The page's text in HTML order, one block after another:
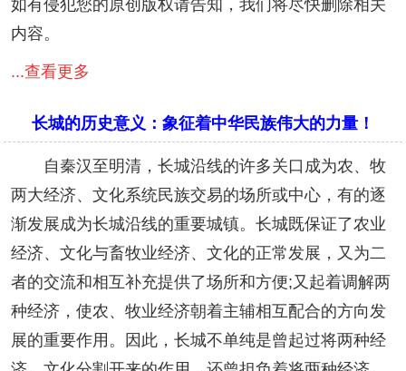
如有侵犯您的原创版权请告知，我们将尽快删除相关
内容。
...查看更多
长城的历史意义：象征着中华民族伟大的力量！
自秦汉至明清，长城沿线的许多关口成为农、牧
两大经济、文化系统民族交易的场所或中心，有的逐
渐发展成为长城沿线的重要城镇。长城既保证了农业
经济、文化与畜牧业经济、文化的正常发展，又为二
者的交流和相互补充提供了场所和方便;又起着调解两
种经济，使农、牧业经济朝着主辅相互配合的方向发
展的重要作用。因此，长城不单纯是曾起过将两种经